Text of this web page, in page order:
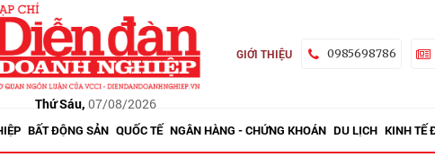
Thứ Sáu, 07/08/2026
GIỚI THIỆU 0985698786
BẤT ĐỘNG SẢN QUỐC TẾ NGÂN HÀNG - CHỨNG KHOÁN DU LỊCH KINH TẾ